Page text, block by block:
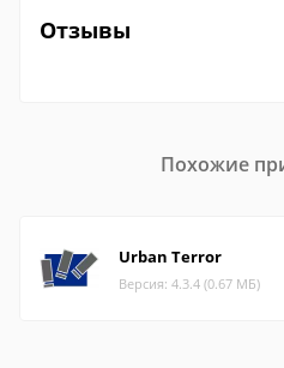
Отзывы
Похожие
Urban Terror
Версия: 4.3.4 (0.67 МБ)